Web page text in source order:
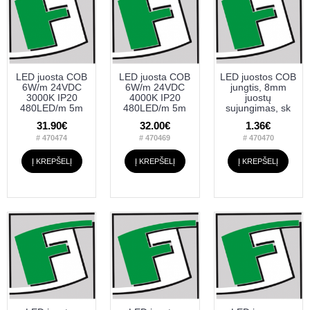
LED juosta COB
6W/m 24VDC
3000K IP20
480LED/m 5m
31.90€
# 470474
Į KREPŠELĮ
LED juosta COB
6W/m 24VDC
4000K IP20
480LED/m 5m
32.00€
# 470469
Į KREPŠELĮ
LED juostos COB
jungtis, 8mm
juostų
sujungimas, sk
1.36€
# 470470
Į KREPŠELĮ